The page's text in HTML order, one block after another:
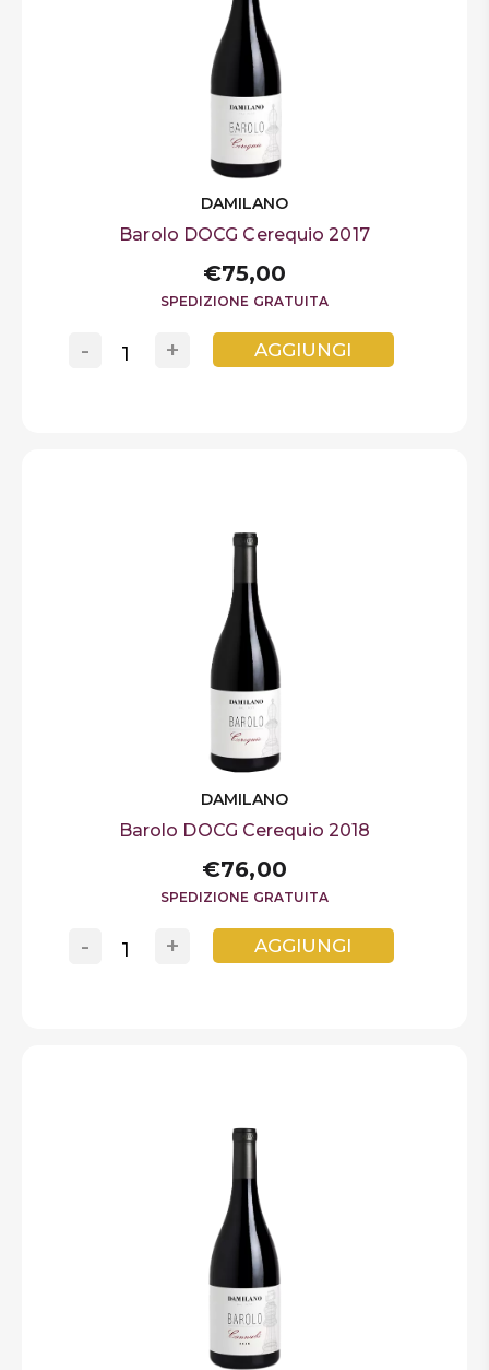
DAMILANO
Barolo DOCG Cerequio 2017
€75,00
SPEDIZIONE GRATUITA
+
- AGGIUNGI
DAMILANO
Barolo DOCG Cerequio 2018
€76,00
SPEDIZIONE GRATUITA
+
- AGGIUNGI